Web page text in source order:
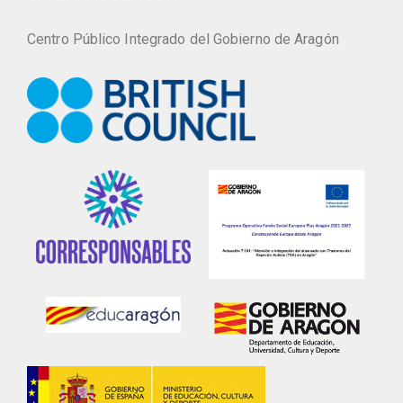
Centro Público Integrado del Gobierno de Aragón